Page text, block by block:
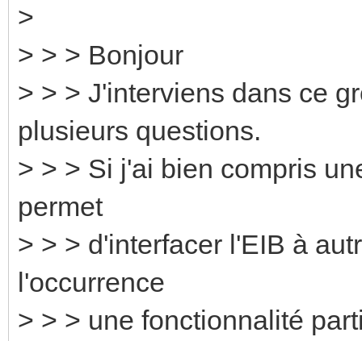
>
> > > Bonjour
> > > J'interviens dans ce
plusieurs questions.
> > > Si j'ai bien compris
permet
> > > d'interfacer l'EIB à
l'occurrence
> > > une fonctionnalité